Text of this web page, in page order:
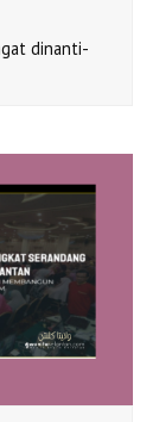
dinanti-